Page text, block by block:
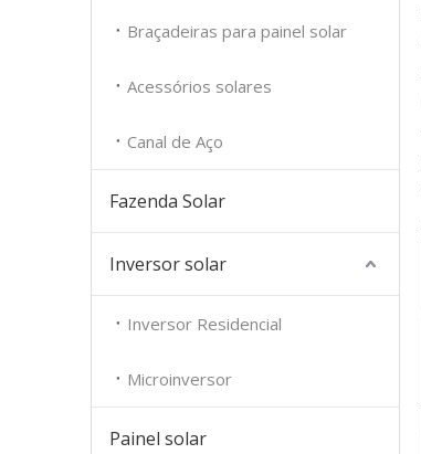
Braçadeiras para painel solar
Acessórios solares
Canal de Aço
Fazenda Solar
Inversor solar
Inversor Residencial
Microinversor
Painel solar